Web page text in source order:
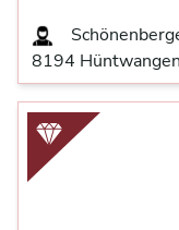
8194 Hüntwangen